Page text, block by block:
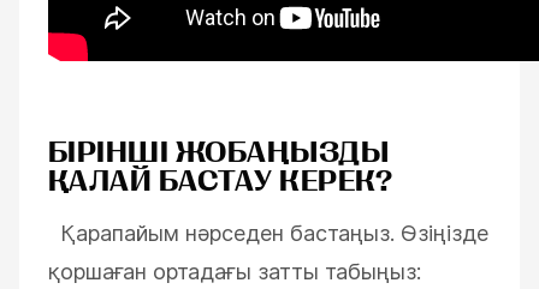
БІРІНШІ ЖОБАҢЫЗДЫ
ҚАЛАЙ БАСТАУ КЕРЕК?
Қарапайым нәрседен бастаңыз. Өзіңізде
қоршаған ортадағы затты табыңыз: